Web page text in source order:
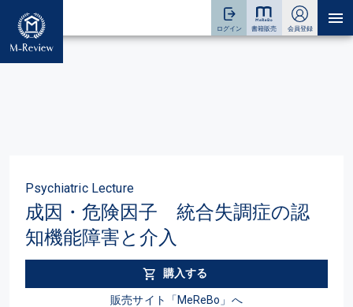
Psychiatric Lecture
成因・危険因子 統合失調症の認
知機能障害と介入
購入する
販売サイト「MeReBo」へ